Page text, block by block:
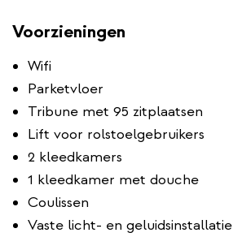
Voorzieningen
Wifi
Parketvloer
Tribune met 95 zitplaatsen
Lift voor rolstoelgebruikers
2 kleedkamers
1 kleedkamer met douche
Coulissen
Vaste licht- en geluidsinstallatie